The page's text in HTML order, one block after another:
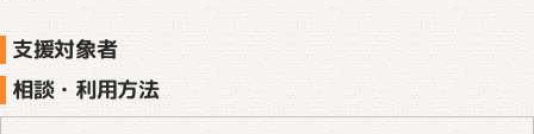
支援対象者
相談・利用方法